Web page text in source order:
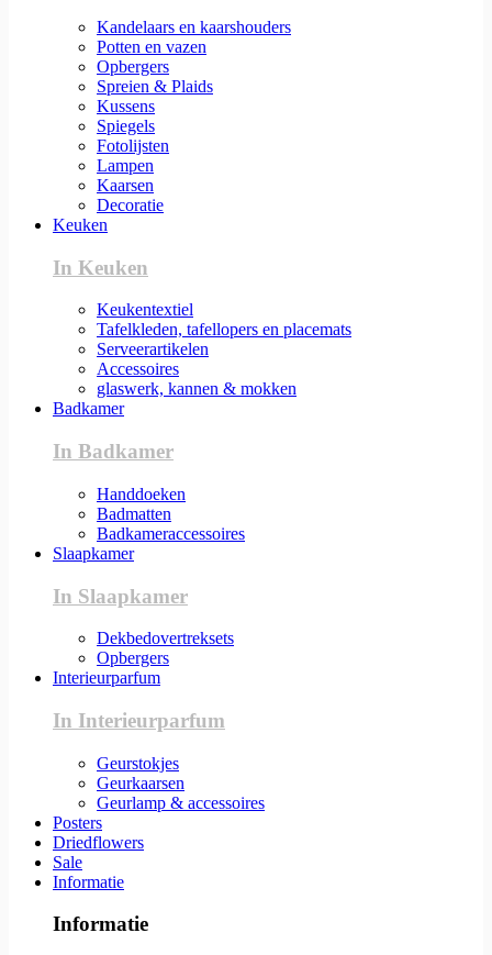
Kandelaars en kaarshouders
Potten en vazen
Opbergers
Spreien & Plaids
Kussens
Spiegels
Fotolijsten
Lampen
Kaarsen
Decoratie
Keuken
In Keuken
Keukentextiel
Tafelkleden, tafellopers en placemats
Serveerartikelen
Accessoires
glaswerk, kannen & mokken
Badkamer
In Badkamer
Handdoeken
Badmatten
Badkameraccessoires
Slaapkamer
In Slaapkamer
Dekbedovertreksets
Opbergers
Interieurparfum
In Interieurparfum
Geurstokjes
Geurkaarsen
Geurlamp & accessoires
Posters
Driedflowers
Sale
Informatie
Informatie